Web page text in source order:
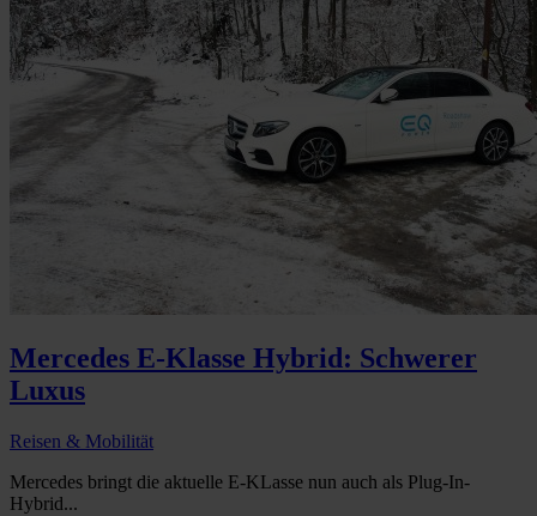
Mercedes E-Klasse Hybrid: Schwerer
Luxus
Reisen & Mobilität
Mercedes bringt die aktuelle E-KLasse nun auch als Plug-In-
Hybrid...